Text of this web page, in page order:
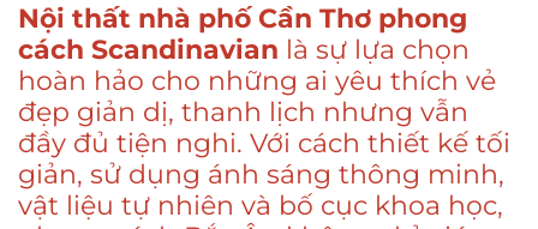
Nội thất nhà phố Cần Thơ phong
cách Scandinavian là sự lựa chọn
hoàn hảo cho những ai yêu thích vẻ
đẹp giản dị, thanh lịch nhưng vẫn
đầy đủ tiện nghi. Với cách thiết kế tối
giản, sử dụng ánh sáng thông minh,
vật liệu tự nhiên và bố cục khoa học,